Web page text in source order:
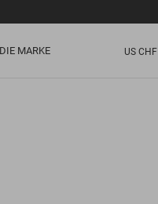
DIE MARKE US CHF